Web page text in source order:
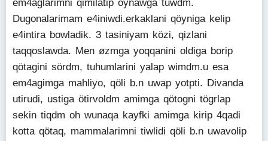
em4aglarimni qimilatip öynawga tuwdm.
Dugonalarimam e4iniwdi.erkaklani qöyniga kelip
e4intira bowladik. 3 tasiniyam közi, qizlani
taqqoslawda. Men øzmga yoqqanini oldiga borip
qötagini sördm, tuhumlarini yalap wimdm.u esa
em4agimga mahliyo, qöli b.n uwap yotpti. Divanda
utirudi, ustiga ötirvoldm amimga qötogni tögrlap
sekin tiqdm oh wunaqa kayfki amimga kirip 4qadi
kotta qötaq, mammalarimni tiwlidi qöli b.n uwavolip